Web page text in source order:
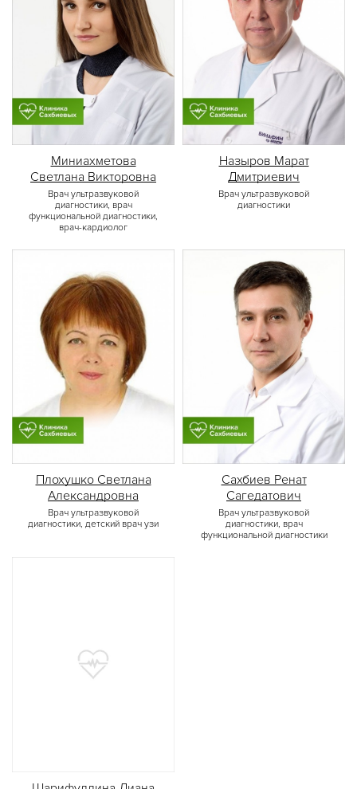
Миниахметова
Светлана Викторовна
Врач ультразвуковой
диагностики, врач
функциональной диагностики,
врач-кардиолог
Назыров Марат
Дмитриевич
Врач ультразвуковой
диагностики
Плохушко Светлана
Александровна
Врач ультразвуковой
диагностики, детский врач узи
Сахбиев Ренат
Сагедатович
Врач ультразвуковой
диагностики, врач
функциональной диагностики